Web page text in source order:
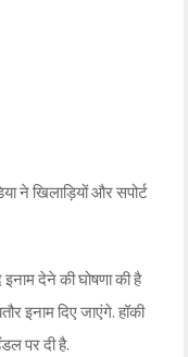
ने खिलाड़ियों और सपोर्ट
देने की घोषणा की है
इनाम दिए जाएंगे. हॉकी
पर दी है.